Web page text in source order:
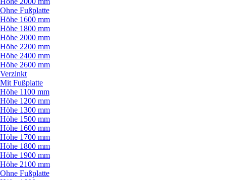
Ohne Fußplatte
Höhe 1600 mm
Höhe 1800 mm
Höhe 2000 mm
Höhe 2200 mm
Höhe 2400 mm
Höhe 2600 mm
Verzinkt
Mit Fußplatte
Höhe 1100 mm
Höhe 1200 mm
Höhe 1300 mm
Höhe 1500 mm
Höhe 1600 mm
Höhe 1700 mm
Höhe 1800 mm
Höhe 1900 mm
Höhe 2100 mm
Ohne Fußplatte